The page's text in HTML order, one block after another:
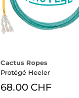
Cactus Ropes
Protégé Heeler
68.00 CHF